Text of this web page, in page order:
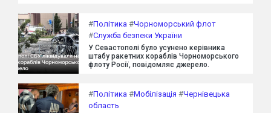
#Політика #Чорноморський флот
#Служба безпеки України
У Севастополі було усунено керівника
штабу ракетних кораблів Чорноморського
флоту Росії, повідомляє джерело.
#Політика #Мобілізація #Чернівецька
область